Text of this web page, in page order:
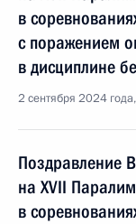
в
с поражением
в дисциплине
2 сентября 2024
Поздравление
на XVII
в